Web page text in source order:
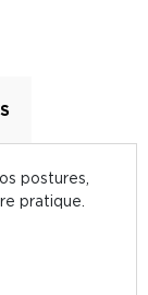
postures,
pratique.